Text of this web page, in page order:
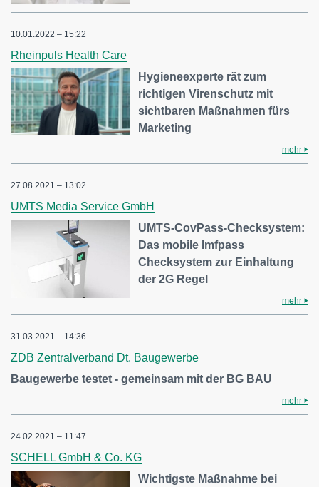
10.01.2022 – 15:22
Rheinpuls Health Care
Hygieneexperte rät zum
richtigen Virenschutz mit
sichtbaren Maßnahmen fürs
Marketing
mehr
27.08.2021 – 13:02
UMTS Media Service GmbH
UMTS-CovPass-Checksystem:
Das mobile Imfpass
Checksystem zur Einhaltung
der 2G Regel
mehr
31.03.2021 – 14:36
ZDB Zentralverband Dt. Baugewerbe
Baugewerbe testet - gemeinsam mit der BG BAU
mehr
24.02.2021 – 11:47
SCHELL GmbH & Co. KG
Wichtigste Maßnahme bei